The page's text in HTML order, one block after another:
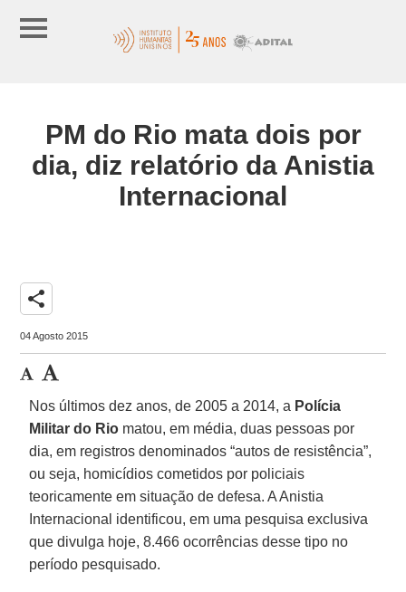
PM do Rio mata dois por
dia, diz relatório da Anistia
Internacional
share
04 Agosto 2015
Nos últimos dez anos, de 2005 a 2014, a Polícia
Militar do Rio matou, em média, duas pessoas por
dia, em registros denominados “autos de resistência”,
ou seja, homicídios cometidos por policiais
teoricamente em situação de defesa. A Anistia
Internacional identificou, em uma pesquisa exclusiva
que divulga hoje, 8.466 ocorrências desse tipo no
período pesquisado.